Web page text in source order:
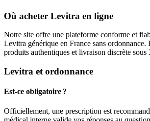
Où acheter Levitra en ligne
Notre site offre une plateforme conforme et
Levitra générique en France sans ordonnance.
produits authentiques et livraison discrète sous
Levitra et ordonnance
Est-ce obligatoire ?
Officiellement, une prescription est